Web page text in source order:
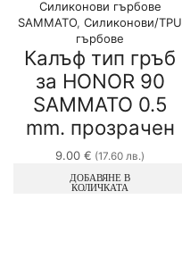
Силиконови гърбове
SAMMATO, Силиконови/TPU
гърбове
Калъф тип гръб
за HONOR 90
SAMMATO 0.5
mm. прозрачен
9.00 € (17.60 лв.)
ДОБАВЯНЕ В
КОЛИЧКАТА